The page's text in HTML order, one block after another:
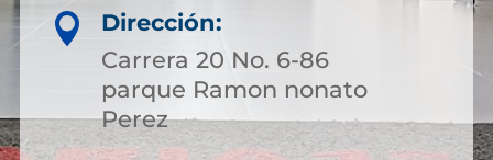

Dirección:
Carrera 20 No. 6-86
parque Ramon nonato
Perez